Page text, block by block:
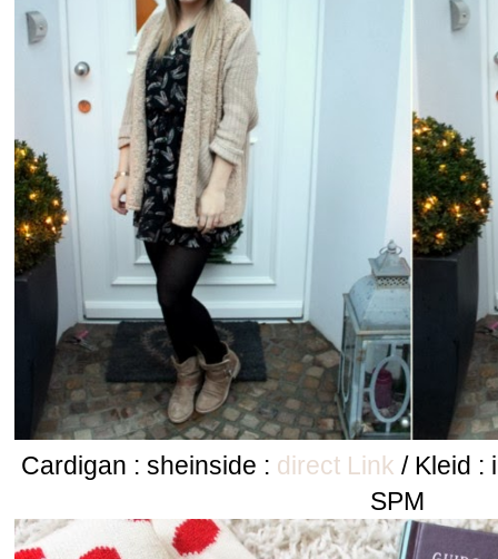
Cardigan : sheinside : direct Link / Kleid :
SPM